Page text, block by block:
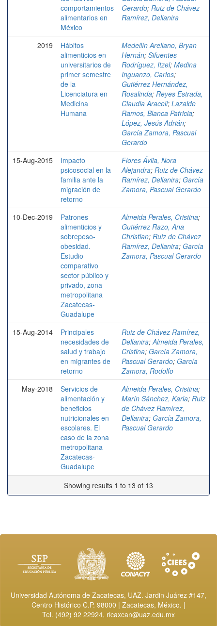
comportamientos
alimentarios en
México
Gerardo; Ruiz de Chávez
Ramírez, Dellanira
2019
Hábitos
alimenticios en
universitarios de
primer semestre
de la
Licenciatura en
Medicina
Humana
Medellín Arellano, Bryan
Hernán; Sifuentes
Rodríguez, Itzel; Medina
Inguanzo, Carlos;
Gutiérrez Hernández,
Rosalinda; Reyes Estrada,
Claudia Araceli; Lazalde
Ramos, Blanca Patricia;
López, Jesús Adrián;
García Zamora, Pascual
Gerardo
15-Aug-2015
Impacto
psicosocial en la
familia ante la
migración de
retorno
Flores Ávila, Nora
Alejandra; Ruiz de Chávez
Ramírez, Dellanira; García
Zamora, Pascual Gerardo
10-Dec-2019
Patrones
alimenticios y
sobrepeso-
obesidad.
Estudio
comparativo
sector público y
privado, zona
metropolitana
Zacatecas-
Guadalupe
Almeida Perales, Cristina;
Gutiérrez Razo, Ana
Christian; Ruiz de Chávez
Ramírez, Dellanira; García
Zamora, Pascual Gerardo
15-Aug-2014
Principales
necesidades de
salud y trabajo
en migrantes de
retorno
Ruiz de Chávez Ramírez,
Dellanira; Almeida Perales,
Cristina; García Zamora,
Pascual Gerardo; García
Zamora, Rodolfo
May-2018
Servicios de
alimentación y
beneficios
nutricionales en
escolares. El
caso de la zona
metropolitana
Zacatecas-
Guadalupe
Almeida Perales, Cristina;
Marín Sánchez, Karla; Ruiz
de Chávez Ramírez,
Dellanira; García Zamora,
Pascual Gerardo
Showing results 1 to 13 of 13
Universidad Autónoma de Zacatecas, UAZ. Jardin Juárez #147,
Centro Histórico C.P. 98000 | Zacatecas, México. |
Tel. (492) 92 22924, ricaxcan@uaz.edu.mx